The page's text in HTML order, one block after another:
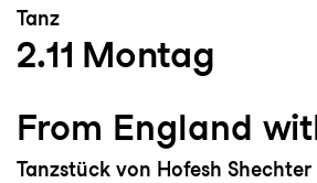
Tanz
2.11 Montag
From England
Tanzstück von Hofesh Shechter